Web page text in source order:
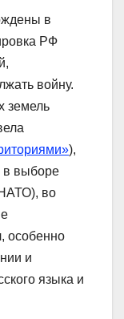
в
РФ
войну.
земель
),
в выборе
во
особенно
и
языка и